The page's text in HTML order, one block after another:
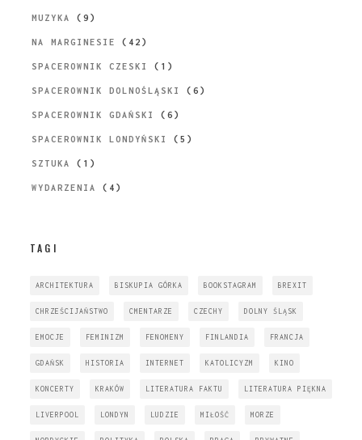
MUZYKA (9)
NA MARGINESIE (42)
SPACEROWNIK CZESKI (1)
SPACEROWNIK DOLNOŚLĄSKI (6)
SPACEROWNIK GDAŃSKI (6)
SPACEROWNIK LONDYŃSKI (5)
SZTUKA (1)
WYDARZENIA (4)
TAGI
ARCHITEKTURA BISKUPIA GÓRKA BOOKSTAGRAM BREXIT
CHRZEŚCIJAŃSTWO CMENTARZE CZECHY DOLNY ŚLĄSK
EMOCJE FEMINIZM FENOMENY FINLANDIA FRANCJA
GDAŃSK HISTORIA INTERNET KATOLICYZM KINO
KONCERTY KRAKÓW LITERATURA FAKTU LITERATURA PIĘKNA
LIVERPOOL LONDYN LUDZIE MIŁOŚĆ MORZE